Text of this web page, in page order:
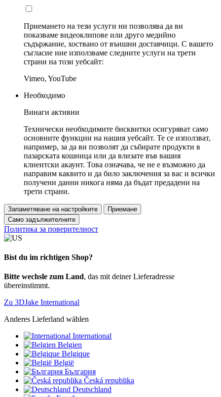
Приемането на тези услуги ни позволява да ви
показваме видеоклипове или друго медийно
съдържание, хоствано от външни доставчици. С вашето
съгласие ние използваме следните услуги на трети
страни на този уебсайт:
Vimeo, YouTube
Необходимо
Винаги активни
Технически необходимите бисквитки осигуряват само
основните функции на нашия уебсайт. Те се използват,
например, за да ви позволят да събирате продукти в
пазарската кошница или да влизате във вашия
клиентски акаунт. Това означава, че не е възможно да
направим каквито и да било заключения за вас и всички
получени данни никога няма да бъдат предадени на
трети страни.
Запаметяване на настройките
Приемане
Само задължителните
Политика за поверителност
Bist du im richtigen Shop?
Bitte wechsle zum Land, das mit deiner Lieferadresse
übereinstimmt.
Zu 3DJake International
Anderes Lieferland wählen
International
Belgien
Belgique
België
България
Česká republika
Deutschland